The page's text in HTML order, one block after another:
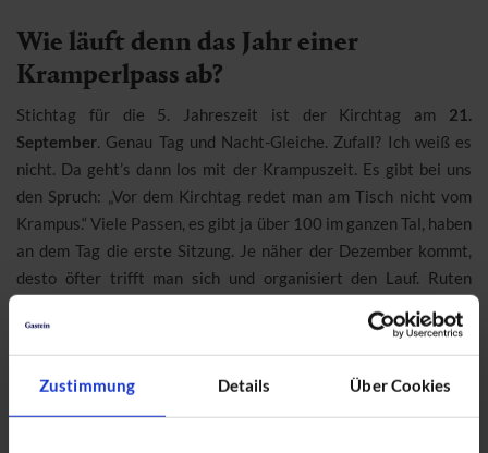
Zustimmung Details Über Cookies
Wie läuft denn das Jahr einer
Kramperlpass ab?
Stichtag für die 5. Jahreszeit ist der Kirchtag am 21.
September . Genau Tag und Nacht-Gleiche. Zufall? Ich weiß es
nicht. Da geht’s dann los mit der Krampuszeit. Es gibt bei uns
den Spruch: „Vor dem Kirchtag redet man am Tisch nicht vom
Krampus.“ Viele Passen, es gibt ja über 100 im ganzen Tal, haben
an dem Tag die erste Sitzung. Je näher der Dezember kommt,
desto öfter trifft man sich und organisiert den Lauf. Ruten
viel zu tun. Und dann kommt der 5. Dezember und wir gehen
los…
Krampusse gibt es viele im